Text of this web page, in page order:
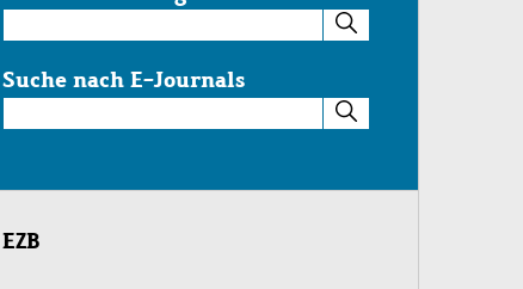
im
Katalog
Suche nach E-Journals
nach
Journals
EZB